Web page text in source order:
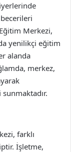
Merkezi,
yenilikçi eğitim
alanda
merkez,
farklı
İşletme,